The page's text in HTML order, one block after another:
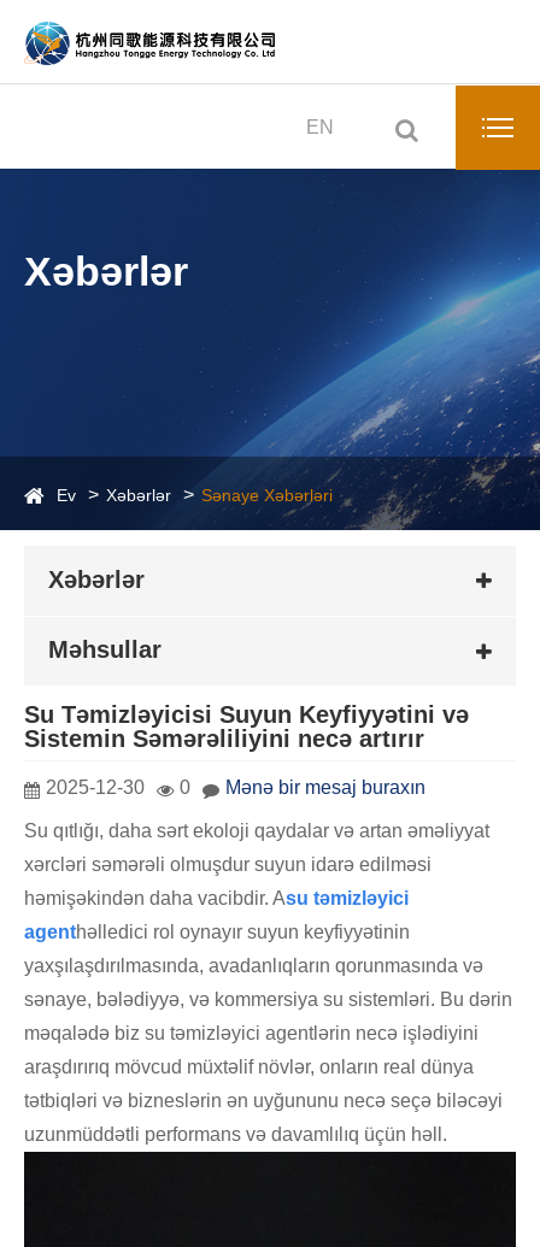
EN
Xəbərlər
Ev Xəbərlər Sənaye Xəbərləri
Xəbərlər
Məhsullar
Su Təmizləyicisi Suyun Keyfiyyətini və
Sistemin Səmərəliliyini necə artırır
2025-12-30 0 Mənə bir mesaj buraxın
Su qıtlığı, daha sərt ekoloji qaydalar və artan əməliyyat
xərcləri səmərəli olmuşdur suyun idarə edilməsi
həmişəkindən daha vacibdir. Asu təmizləyici
agenthəlledici rol oynayır suyun keyfiyyətinin
yaxşılaşdırılmasında, avadanlıqların qorunmasında və
sənaye, bələdiyyə, və kommersiya su sistemləri. Bu dərin
məqalədə biz su təmizləyici agentlərin necə işlədiyini
araşdırırıq mövcud müxtəlif növlər, onların real dünya
tətbiqləri və bizneslərin ən uyğununu necə seçə biləcəyi
uzunmüddətli performans və davamlılıq üçün həll.